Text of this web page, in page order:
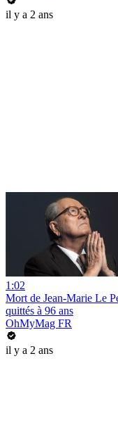
il y a 2 ans
1:02
Mort de Jean-Marie Le
quittés à 96 ans
OhMyMag FR
il y a 2 ans